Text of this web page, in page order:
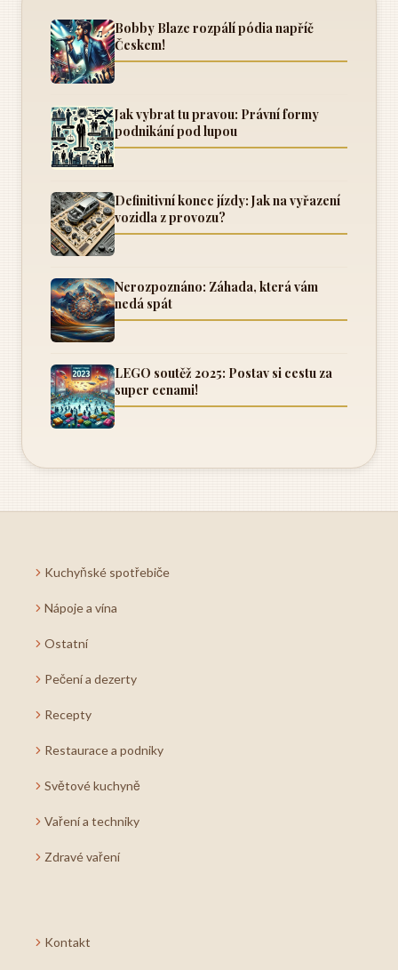
Bobby Blaze rozpálí pódia napříč
Českem!
Jak vybrat tu pravou: Právní formy
podnikání pod lupou
Definitivní konec jízdy: Jak na vyřazení
vozidla z provozu?
Nerozpoznáno: Záhada, která vám
nedá spát
LEGO soutěž 2025: Postav si cestu za
super cenami!
Kuchyňské spotřebiče
Nápoje a vína
Ostatní
Pečení a dezerty
Recepty
Restaurace a podniky
Světové kuchyně
Vaření a techniky
Zdravé vaření
Kontakt